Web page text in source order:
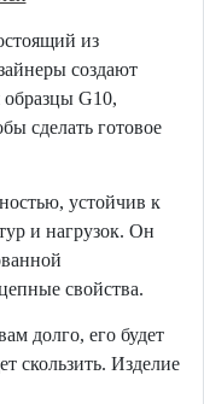
из
создают
G10,
сделать готовое
устойчив к
и нагрузок. Он
свойства.
долго, его будет
скользить. Изделие